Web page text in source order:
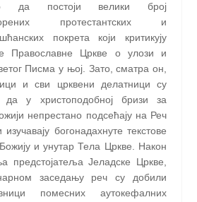
да постоји велики број
протестантских и
покрета који критикују
Православне Цркве о улози и
Писма у њој. Зато, сматра он,
и сви црквени делатници су
да у христоподобној бризи за
непрестано подсећају на Реч
изучавају богонадахнуте текстове
и унутар Тела Цркве. Након
предстојатеља Јеладске Цркве,
заседању реч су добили
помесних аутокефалних